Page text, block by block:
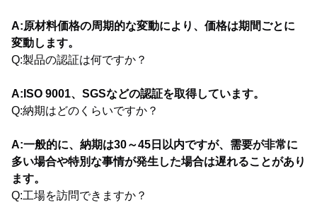
A:原材料価格の周期的な変動により、価格は期間ごとに
変動します。
Q:製品の認証は何ですか？
A:ISO 9001、SGSなどの認証を取得しています。
Q:納期はどのくらいですか？
A:一般的に、納期は30～45日以内ですが、需要が非常に
多い場合や特別な事情が発生した場合は遅れることがあり
ます。
Q:工場を訪問できますか？